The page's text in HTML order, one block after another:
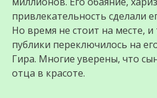
привлекательность сделали
Но время не стоит на месте,
публики переключилось на
Гира. Многие уверены, что
отца в красоте.